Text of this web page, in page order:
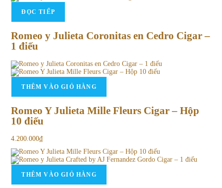
ĐỌC TIẾP
Romeo y Julieta Coronitas en Cedro Cigar –
1 điếu
THÊM VÀO GIỎ HÀNG
Romeo Y Julieta Mille Fleurs Cigar – Hộp
10 điếu
4.200.000₫
THÊM VÀO GIỎ HÀNG